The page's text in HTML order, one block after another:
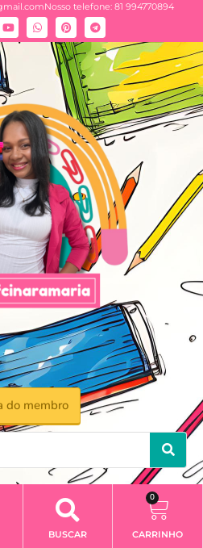
Nosso telefone: 81 994770894
do membro
BUSCAR
0
CARRINHO